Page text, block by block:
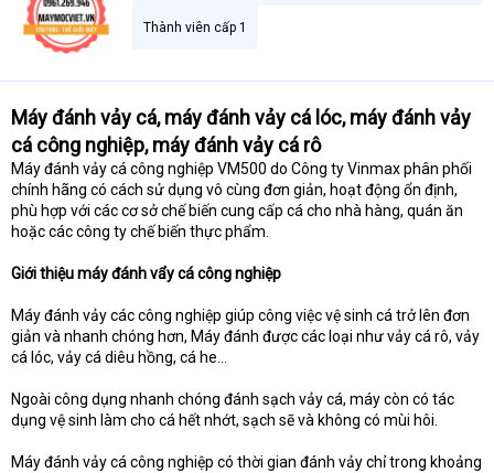
Thành viên cấp 1
Máy đánh vảy cá, máy đánh vảy cá lóc, máy đánh vảy
cá công nghiệp, máy đánh vảy cá rô
Máy đánh vảy cá công nghiệp VM500 do Công ty Vinmax phân phối
chính hãng có cách sử dụng vô cùng đơn giản, hoạt động ổn định,
phù hợp với các cơ sở chế biến cung cấp cá cho nhà hàng, quán ăn
hoặc các công ty chế biến thực phẩm.
Giới thiệu máy đánh vẩy cá công nghiệp
Máy đánh vảy các công nghiệp giúp công việc vệ sinh cá trở lên đơn
giản và nhanh chóng hơn, Máy đánh được các loại như vảy cá rô, vảy
cá lóc, vảy cá diêu hồng, cá he…
Ngoài công dụng nhanh chóng đánh sạch vảy cá, máy còn có tác
dụng vệ sinh làm cho cá hết nhớt, sạch sẽ và không có mùi hôi.
Máy đánh vảy cá công nghiệp có thời gian đánh vảy chỉ trong khoảng